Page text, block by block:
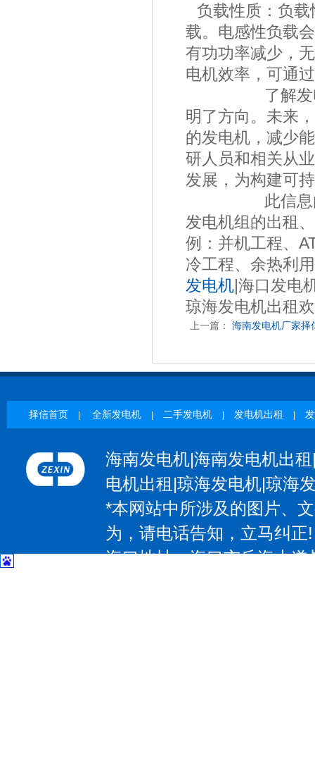
负载性质：负载
载。电感性负载
有功功率减少，
电机效率，可通
了解发电机效
明了方向。未来
的发电机，减少
研人员和相关从
发展，为构建可
此信息由海南
发电机组的出租
例：并机工程、
冷工程、余热利
发电机|海口发电
琼海发电机出租
上一篇： 海南发电机厂家择
择信首页 全新发电机 二手发电机 发电机出租
海南发电机|海南发电机出
电机出租|琼海发电机|琼海
*本网站中所涉及的图片、
为，请电话告知，立马纠
海口地址：海口市丘海大